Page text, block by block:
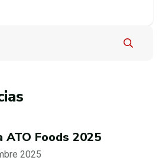
ATO Foods 2025
2025